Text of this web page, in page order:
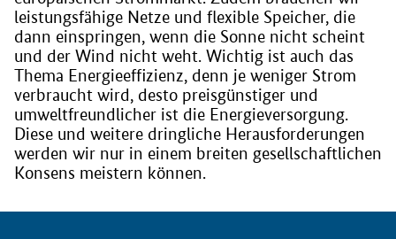
leistungsfähige Netze und flexible Speicher, die
dann einspringen, wenn die Sonne nicht scheint
und der Wind nicht weht. Wichtig ist auch das
Thema Energieeffizienz, denn je weniger Strom
verbraucht wird, desto preisgünstiger und
umweltfreundlicher ist die Energieversorgung.
Diese und weitere dringliche Herausforderungen
werden wir nur in einem breiten gesellschaftlichen
Konsens meistern können.